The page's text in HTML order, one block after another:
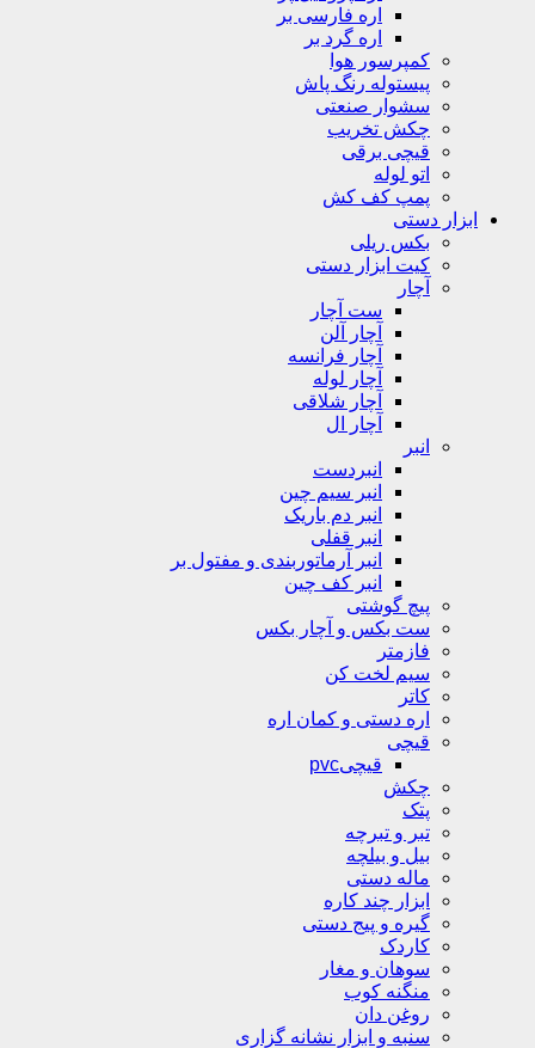
اره فارسی بر
اره گرد بر
کمپرسور هوا
پیستوله رنگ پاش
سشوار صنعتی
چکش تخریب
قیچی برقی
اتو لوله
پمپ کف کش
ابزار دستی
بکس ریلی
کیت ابزار دستی
آچار
ست آچار
آچار آلن
آچار فرانسه
آچار لوله
آچار شلاقی
آچار ال
انبر
انبردست
انبر سیم چین
انبر دم باریک
انبر قفلی
انبر آرماتوربندی و مفتول بر
انبر کف چین
پیچ گوشتی
ست بکس و آچار بکس
فازمتر
سیم لخت کن
کاتر
اره دستی و کمان اره
قیچی
قیچیpvc
چکش
پتک
تبر و تبرچه
بیل و بیلچه
ماله دستی
ابزار چند کاره
گیره و پیج دستی
کاردک
سوهان و مغار
منگنه کوب
روغن دان
سنبه و ابزار نشانه گزاری